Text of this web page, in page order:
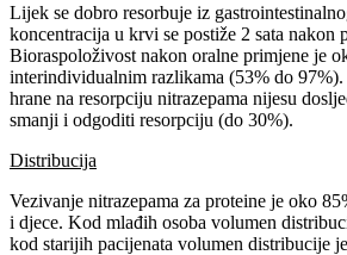
Lijek se dobro resorbuje iz
koncentracija u krvi se postiže 2 sata nakon
Bioraspoloživost nakon oralne primjene je
interindividualnim razlikama (53% do
hrane na resorpciju nitrazepama nijesu
smanji i odgoditi resorpciju (do 30%).
Distribucija
Vezivanje nitrazepama za proteine je oko
i djece. Kod mlađih osoba volumen
kod starijih pacijenata volumen distribucije